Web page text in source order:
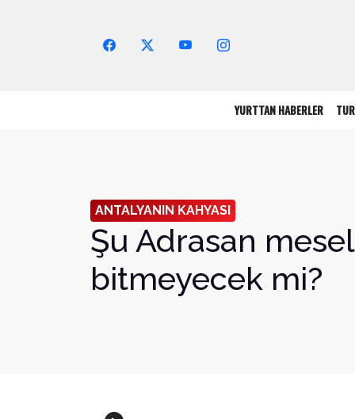
YURTTAN HABERLER
ANTALYANIN KAHYASI
Şu Adrasan
bitmeyecek mi?
Arama Yap!